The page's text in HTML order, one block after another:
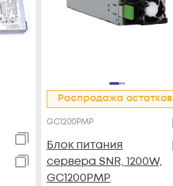
Распродажа остатков
GC1200PMP
Блок питания
сервера SNR, 1200W,
GC1200PMP